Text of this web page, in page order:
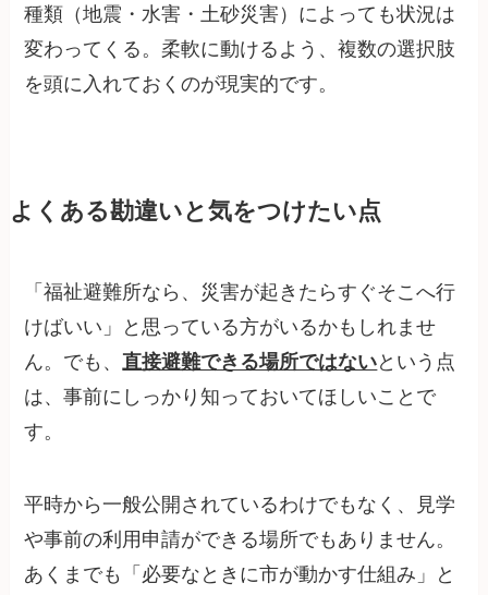
種類（地震・水害・土砂災害）によっても状況は
変わってくる。柔軟に動けるよう、複数の選択肢
を頭に入れておくのが現実的です。
よくある勘違いと気をつけたい点
「福祉避難所なら、災害が起きたらすぐそこへ行
けばいい」と思っている方がいるかもしれませ
ん。でも、直接避難できる場所ではないという点
は、事前にしっかり知っておいてほしいことで
す。
平時から一般公開されているわけでもなく、見学
や事前の利用申請ができる場所でもありません。
あくまでも「必要なときに市が動かす仕組み」と